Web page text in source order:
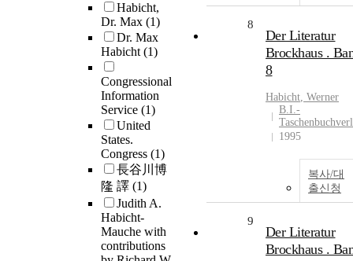
Habicht,
Dr. Max (1)
Dr. Max
Habicht(1)
Congressional
Information
Service (1)
United
States.
Congress (1)
長谷川博
隆 譯 (1)
Judith A.
Habicht-
Mauche with
contributions
8
Der Literatur
Brockhaus .
8
Habicht, Werner
B.I.-
1995
복사/대
출신청
9
Der Literatur
Brockhaus .